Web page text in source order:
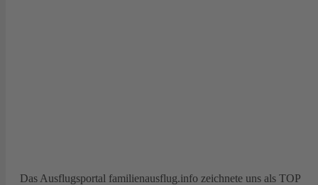
Das Ausflugsportal familienausflug.info zeichnete uns als TOP